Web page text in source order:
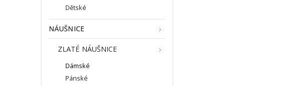
Dětské
NÁUŠNICE
ZLATÉ NÁUŠNICE
Dámské
Pánské